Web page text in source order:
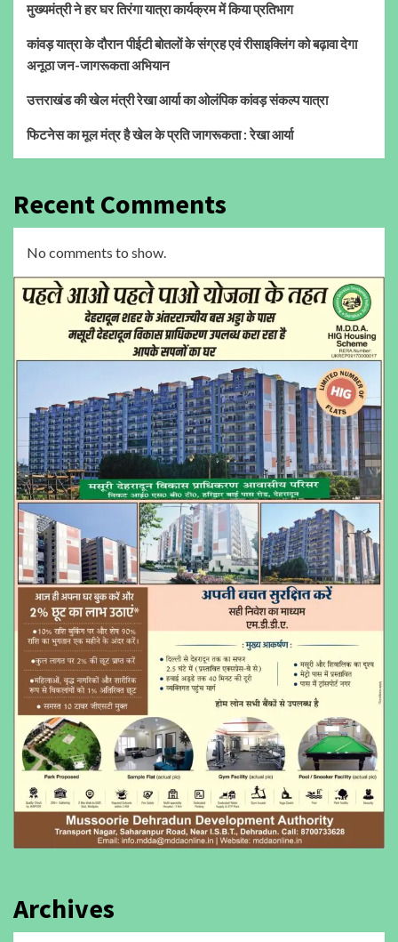
मुख्यमंत्री ने हर घर तिरंगा यात्रा कार्यक्रम में किया प्रतिभाग
कांवड़ यात्रा के दौरान पीईटी बोतलों के संग्रह एवं रीसाइक्लिंग को बढ़ावा देगा
अनूठा जन-जागरूकता अभियान
उत्तराखंड की खेल मंत्री रेखा आर्या का ओलंपिक कांवड़ संकल्प यात्रा
फिटनेस का मूल मंत्र है खेल के प्रति जागरूकता : रेखा आर्या
Recent Comments
No comments to show.
Archives